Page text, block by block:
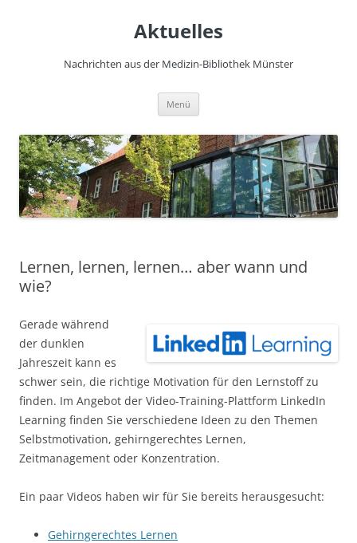
Aktuelles
Nachrichten aus der Medizin-Bibliothek Münster
Menü
Lernen, lernen, lernen… aber wann und
wie?
Gerade während
der dunklen
Jahreszeit kann es
schwer sein, die richtige Motivation für den Lernstoff zu
finden. Im Angebot der Video-Training-Plattform LinkedIn
Learning finden Sie verschiedene Ideen zu den Themen
Selbstmotivation, gehirngerechtes Lernen,
Zeitmanagement oder Konzentration.
Ein paar Videos haben wir für Sie bereits herausgesucht:
Gehirngerechtes Lernen